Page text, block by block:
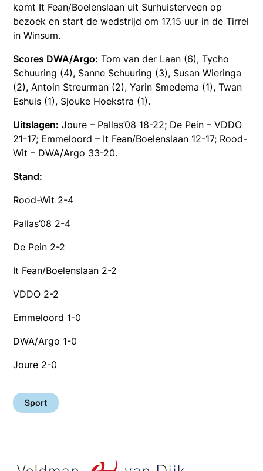
komt It Fean/Boelenslaan uit Surhuisterveen op
bezoek en start de wedstrijd om 17.15 uur in de Tirrel
in Winsum.
Scores DWA/Argo: Tom van der Laan (6), Tycho
Schuuring (4), Sanne Schuuring (3), Susan Wieringa
(2), Antoin Streurman (2), Yarin Smedema (1), Twan
Eshuis (1), Sjouke Hoekstra (1).
Uitslagen: Joure – Pallas’08 18-22; De Pein – VDDO
21-17; Emmeloord – It Fean/Boelenslaan 12-17; Rood-
Wit – DWA/Argo 33-20.
Stand:
Rood-Wit 2-4
Pallas’08 2-4
De Pein 2-2
It Fean/Boelenslaan 2-2
VDDO 2-2
Emmeloord 1-0
DWA/Argo 1-0
Joure 2-0
Sport